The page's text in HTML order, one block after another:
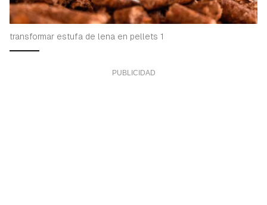
transformar estufa de lena en pellets 1